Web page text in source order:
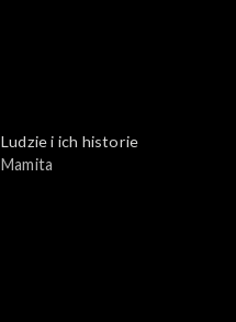
Ludzie i ich historie
Mamita